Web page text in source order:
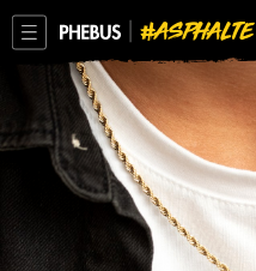
PHEBUS ASPHALTE